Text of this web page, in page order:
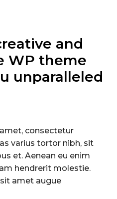
and
WP theme
unparalleled
consectetur
varius tortor nibh, sit
et. Aenean eu enim
hendrerit molestie.
amet augue